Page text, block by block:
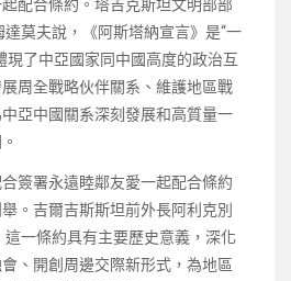
配合條約。塔吉克斯坦文明部部
達莫夫說，《阿斯塔納宣言》是“一
現了中亞國家同中國高度的政治互
周全戰略伙伴關系、維護地區戰
亞中國關系深刻發展和高質量一
簽署永遠睦鄰友愛一起配合條約
。吉爾吉斯斯坦前外長阿利克別
這一條約具有主要歷史意義，深化
、開創周邊交際新形式，為地區